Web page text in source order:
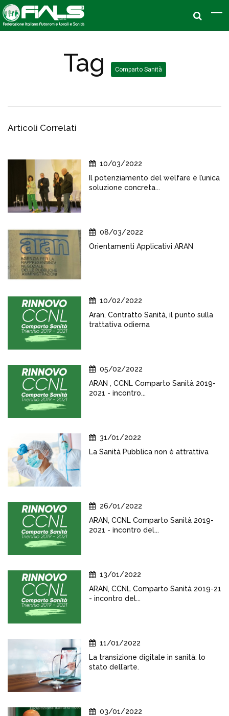
Tag Comparto Sanità
Articoli Correlati
10/03/2022
Il potenziamento del welfare è l’unica
soluzione concreta...
08/03/2022
Orientamenti Applicativi ARAN
10/02/2022
Aran, Contratto Sanità, il punto sulla
trattativa odierna
05/02/2022
ARAN , CCNL Comparto Sanità 2019-
2021 - incontro...
31/01/2022
La Sanità Pubblica non è attrattiva
26/01/2022
ARAN, CCNL Comparto Sanità 2019-
2021 - incontro del...
13/01/2022
ARAN, CCNL Comparto Sanità 2019-21
- incontro del...
11/01/2022
La transizione digitale in sanità: lo
stato dell’arte.
03/01/2022